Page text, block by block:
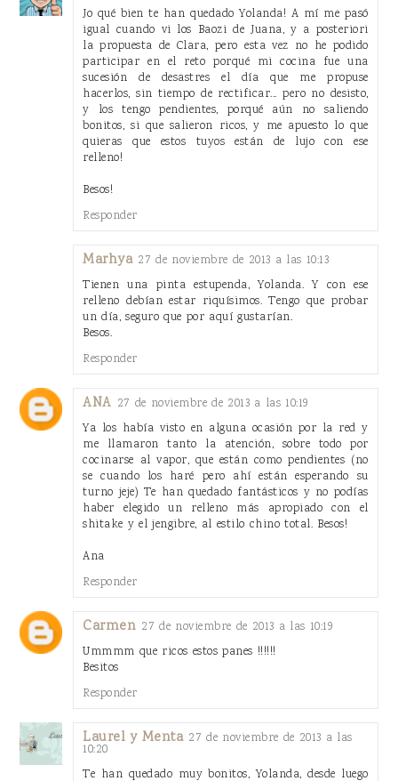
Jo qué bien te han quedado Yolanda! A mí me pasó
igual cuando vi los Baozi de Juana, y a posteriori
la propuesta de Clara, pero esta vez no he podido
participar en el reto porqué mi cocina fue una
sucesión de desastres el día que me propuse
hacerlos, sin tiempo de rectificar... pero no desisto,
y los tengo pendientes, porqué aún no saliendo
bonitos, si que salieron ricos, y me apuesto lo que
quieras que estos tuyos están de lujo con ese
relleno!
Besos!
Responder
Marhya 27 de noviembre de 2013 a las 10:13
Tienen una pinta estupenda, Yolanda. Y con ese
relleno debían estar riquísimos. Tengo que probar
un día, seguro que por aquí gustarían.
Besos.
Responder
ANA 27 de noviembre de 2013 a las 10:19
Ya los había visto en alguna ocasión por la red y
me llamaron tanto la atención, sobre todo por
cocinarse al vapor, que están como pendientes (no
se cuando los haré pero ahí están esperando su
turno jeje) Te han quedado fantásticos y no podías
haber elegido un relleno más apropiado con el
shitake y el jengibre, al estilo chino total. Besos!
Ana
Responder
Carmen 27 de noviembre de 2013 a las 10:19
Ummmm que ricos estos panes !!!!!!
Besitos
Responder
Laurel y Menta 27 de noviembre de 2013 a las
10:20
Te han quedado muy bonitos, Yolanda, desde luego